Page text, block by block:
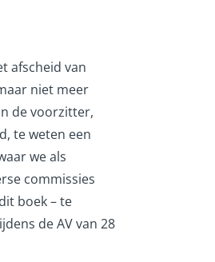
afscheid van
niet meer
de voorzitter,
te weten een
we als
commissies
boek – te
de AV van 28